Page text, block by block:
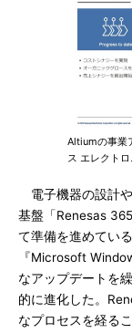
Altiumの事業
ス エレクト
電子機器の設計
基盤「Renesas
て準備を進めてい
『Microsoft
なアップデートを
的に進化した。
なプロセスを経る